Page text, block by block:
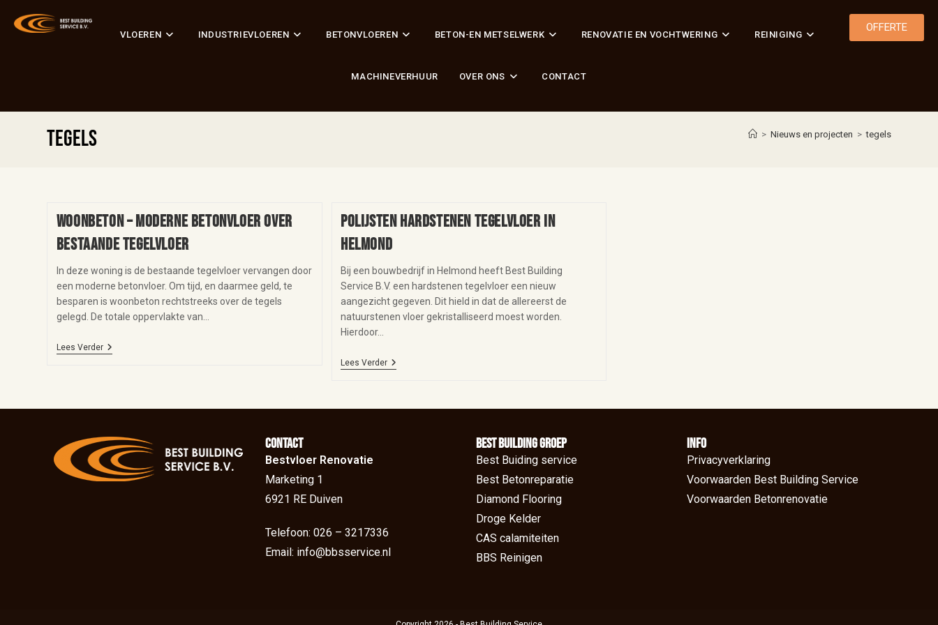
VLOEREN INDUSTRIEVLOEREN BETONVLOEREN BETON-EN METSELWERK RENOVATIE EN VOCHTWERING REINIGING
MACHINEVERHUUR OVER ONS CONTACT
OFFERTE
tegels > Nieuws en projecten > tegels
Woonbeton – moderne betonvloer over
bestaande tegelvloer
In deze woning is de bestaande tegelvloer vervangen door
een moderne betonvloer. Om tijd, en daarmee geld, te
besparen is woonbeton rechtstreeks over de tegels
gelegd. De totale oppervlakte van…
Lees Verder
Polijsten hardstenen tegelvloer in
Helmond
Bij een bouwbedrijf in Helmond heeft Best Building
Service B.V. een hardstenen tegelvloer een nieuw
aangezicht gegeven. Dit hield in dat de allereerst de
natuurstenen vloer gekristalliseerd moest worden.
Hierdoor…
Lees Verder
Contact
Bestvloer Renovatie
Marketing 1
6921 RE Duiven
Telefoon: 026 – 3217336
Email: info@bbsservice.nl
BEst Building groep
Best Buiding service
Best Betonreparatie
Diamond Flooring
Droge Kelder
CAS calamiteiten
BBS Reinigen
Info
Privacyverklaring
Voorwaarden Best Building Service
Voorwaarden Betonrenovatie